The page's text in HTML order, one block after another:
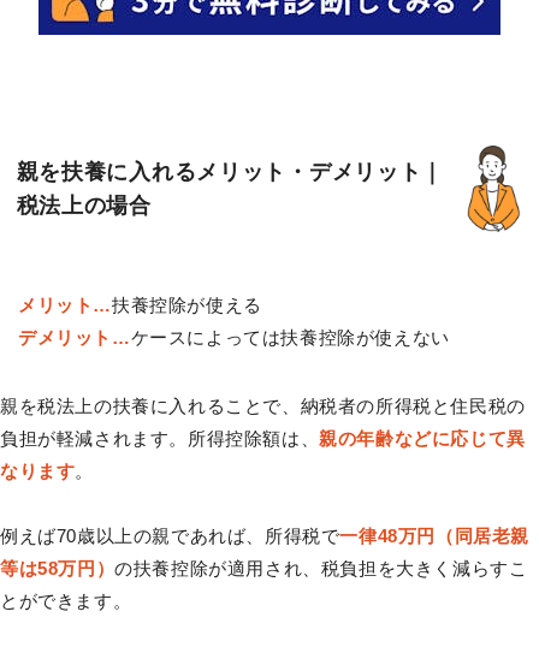
親を扶養に入れるメリット・デメリット｜
税法上の場合
メリット…扶養控除が使える
デメリット…ケースによっては扶養控除が使えない
親を税法上の扶養に入れることで、納税者の所得税と住民税の
負担が軽減されます。所得控除額は、親の年齢などに応じて異
なります。
例えば70歳以上の親であれば、所得税で一律48万円（同居老親
等は58万円）の扶養控除が適用され、税負担を大きく減らすこ
とができます。